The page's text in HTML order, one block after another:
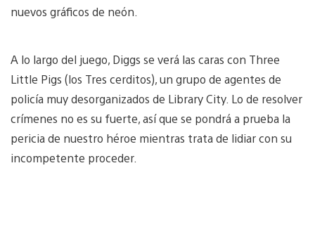
nuevos gráficos de neón.
A lo largo del juego, Diggs se verá las caras con Three
Little Pigs (los Tres cerditos), un grupo de agentes de
policía muy desorganizados de Library City. Lo de resolver
crímenes no es su fuerte, así que se pondrá a prueba la
pericia de nuestro héroe mientras trata de lidiar con su
incompetente proceder.